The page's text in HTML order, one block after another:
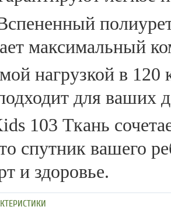
максимальный
нагрузкой в 120
для ваших
103 Ткань
спутник вашего
и здоровье.